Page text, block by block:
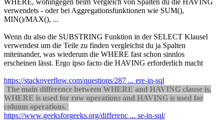
verwendets - oder bei Aggregationsfunktionen wie SUM(),
MIN()/MAX(), ...
Wenn du also die SUBSTRING Funktion in der SELECT Klausel
verwendest um die Teile zu finden vergleichst du ja Spalten
miteinander, was wiederum die WHERE fast schon sinnlos
erscheinen lässt. Ergo ipso facto die HAVING erforderlich macht
https://stackoverflow.com/questions/287 ... ere-in-sql
The main difference between WHERE and HAVING clause is,
WHERE is used for row operations and HAVING is used for
column operations.
https://www.geeksforgeeks.org/differenc ... se-in-sql/